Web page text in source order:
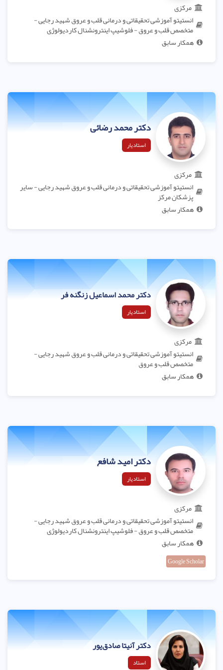
مرکزی
انستیتو آموزشی تحقیقاتی و درمانی قلب و عروق شهید رجایی -
متخصص قلب و عروق - فلوشیپ اینترونشنال کاردیولوژی
همکار سابق
دکتر محمد رضائی
استادیار
مرکزی
انستیتو آموزشی تحقیقاتی و درمانی قلب و عروق شهید رجایی - سایر
پزشکان مرکز
همکار سابق
دکتر محمد اسماعیل زنگنه فر
استادیار
مرکزی
انستیتو آموزشی تحقیقاتی و درمانی قلب و عروق شهید رجایی -
متخصص قلب و عروق
همکار سابق
دکتر امید شافع
استادیار
مرکزی
انستیتو آموزشی تحقیقاتی و درمانی قلب و عروق شهید رجایی -
متخصص قلب و عروق - فلوشیپ اینترونشنال کاردیولوژی
همکار سابق
Google Scholar
دکتر آنیتا صادق‌پور
استاد